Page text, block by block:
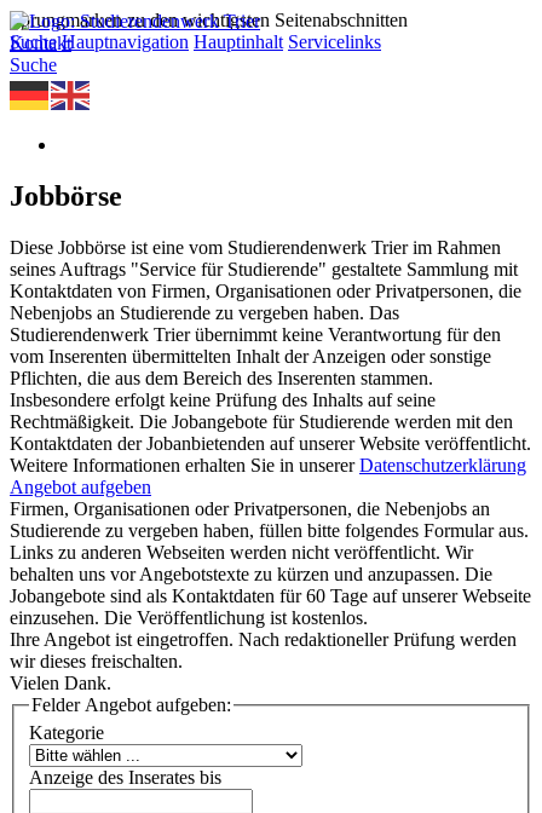
Sprungmarken zu den wichtigsten Seitenabschnitten
Suche Hauptnavigation Hauptinhalt Servicelinks
Kontakt
Suche
Jobbörse
Diese Jobbörse ist eine vom Studierendenwerk Trier im Rahmen
seines Auftrags "Service für Studierende" gestaltete Sammlung mit
Kontaktdaten von Firmen, Organisationen oder Privatpersonen, die
Nebenjobs an Studierende zu vergeben haben. Das
Studierendenwerk Trier übernimmt keine Verantwortung für den
vom Inserenten übermittelten Inhalt der Anzeigen oder sonstige
Pflichten, die aus dem Bereich des Inserenten stammen.
Insbesondere erfolgt keine Prüfung des Inhalts auf seine
Rechtmäßigkeit. Die Jobangebote für Studierende werden mit den
Kontaktdaten der Jobanbietenden auf unserer Website veröffentlicht.
Weitere Informationen erhalten Sie in unsererDatenschutzerklärung
Angebot aufgeben
Firmen, Organisationen oder Privatpersonen, die Nebenjobs an
Studierende zu vergeben haben, füllen bitte folgendes Formular aus.
Links zu anderen Webseiten werden nicht veröffentlicht. Wir
behalten uns vor Angebotstexte zu kürzen und anzupassen. Die
Jobangebote sind als Kontaktdaten für 60 Tage auf unserer Webseite
einzusehen. Die Veröffentlichung ist kostenlos.
Ihre Angebot ist eingetroffen. Nach redaktioneller Prüfung werden
wir dieses freischalten.
Vielen Dank.
Felder Angebot aufgeben:
Kategorie
Anzeige des Inserates bis